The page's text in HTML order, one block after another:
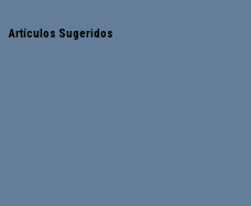
Artículos Sugeridos